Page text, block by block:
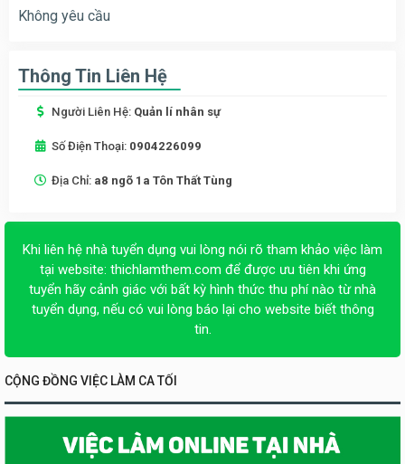
Không yêu cầu
Thông Tin Liên Hệ
Người Liên Hệ: Quản lí nhân sự
Số Điện Thoại: 0904226099
Địa Chỉ: a8 ngõ 1a Tôn Thất Tùng
Khi liên hệ nhà tuyển dụng vui lòng nói rõ tham khảo việc làm
tại website: thichlamthem.com để được ưu tiên khi ứng
tuyển hãy cảnh giác với bất kỳ hình thức thu phí nào từ nhà
tuyển dụng, nếu có vui lòng báo lại cho website biết thông
tin.
CỘNG ĐỒNG VIỆC LÀM CA TỐI